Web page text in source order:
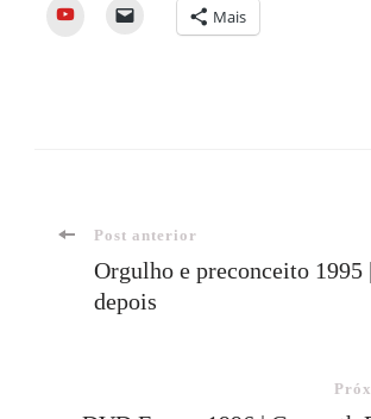
YouTube Mais
Navegação
Post anterior
Orgulho e preconceito 1995
depois